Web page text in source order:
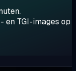
en TGI-images op